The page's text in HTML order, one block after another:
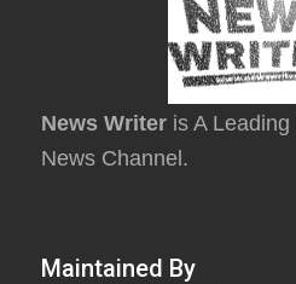
News Writer is A
News Channel.
Maintained By